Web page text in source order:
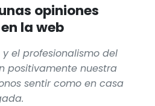
opiniones
la web
el profesionalismo del
positivamente nuestra
sentir como en casa